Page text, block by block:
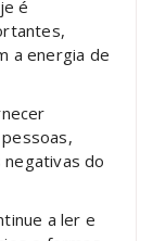
é
a energia de
do
a ler e